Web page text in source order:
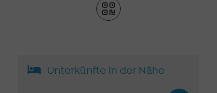
Unterkünfte in der Nähe